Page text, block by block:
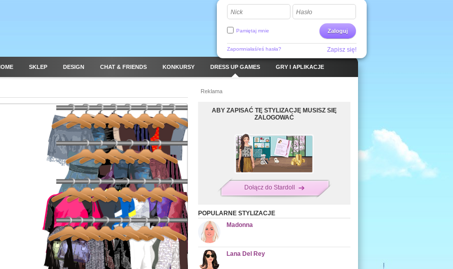
Nick Hasło
Zaloguj
Pamiętaj mnie
Zapomniałaś/eś hasła? Zapisz się!
SKLEP DESIGN CHAT & FRIENDS KONKURSY DRESS UP GAMES GRY I APLIKACJE
Reklama
ABY ZAPISAĆ TĘ STYLIZACJĘ MUSISZ SIĘ
ZALOGOWAĆ
Dołącz do Stardoll
POPULARNE STYLIZACJE
Madonna
Lana Del Rey